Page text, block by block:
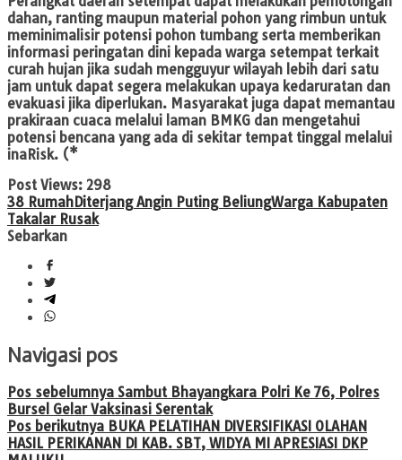
dahan, ranting maupun material pohon yang rimbun untuk
meminimalisir potensi pohon tumbang serta memberikan
informasi peringatan dini kepada warga setempat terkait
curah hujan jika sudah mengguyur wilayah lebih dari satu
jam untuk dapat segera melakukan upaya kedaruratan dan
evakuasi jika diperlukan. Masyarakat juga dapat memantau
prakiraan cuaca melalui laman BMKG dan mengetahui
potensi bencana yang ada di sekitar tempat tinggal melalui
inaRisk. (*
Post Views: 298
38 RumahDiterjang Angin Puting BeliungWarga Kabupaten
Takalar Rusak
Sebarkan
Navigasi pos
Pos sebelumnya Sambut Bhayangkara Polri Ke 76, Polres
Bursel Gelar Vaksinasi Serentak
Pos berikutnya BUKA PELATIHAN DIVERSIFIKASI OLAHAN
HASIL PERIKANAN DI KAB. SBT, WIDYA MI APRESIASI DKP